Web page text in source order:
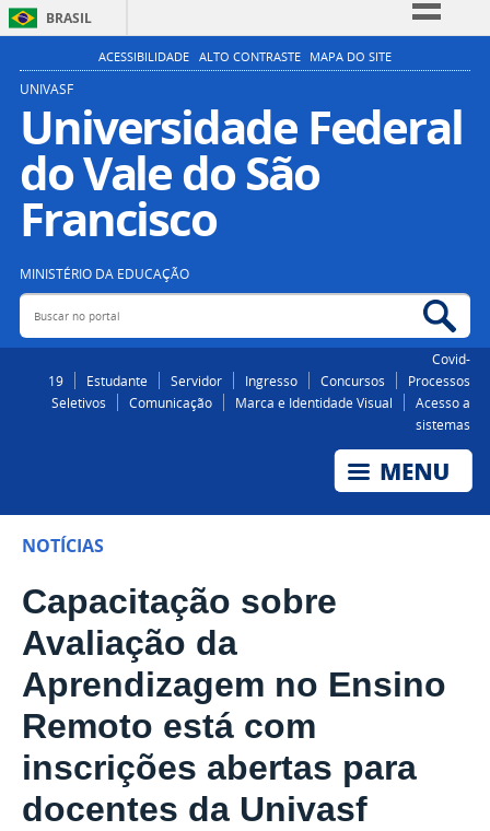
BRASIL
Simplifique!
Participe
Acesso à informação
Legislação
ACESSIBILIDADE ALTO CONTRASTE MAPA DO SITE
UNIVASF
Universidade Federal
do Vale do São
Francisco
MINISTÉRIO DA EDUCAÇÃO
Buscar no portal
Covid-
19
Estudante Servidor Ingresso Concursos
Processos
Seletivos
Comunicação Marca e Identidade Visual
Acesso a
sistemas
NOTÍCIAS
Capacitação sobre
Avaliação da
Aprendizagem no Ensino
Remoto está com
inscrições abertas para
docentes da Univasf